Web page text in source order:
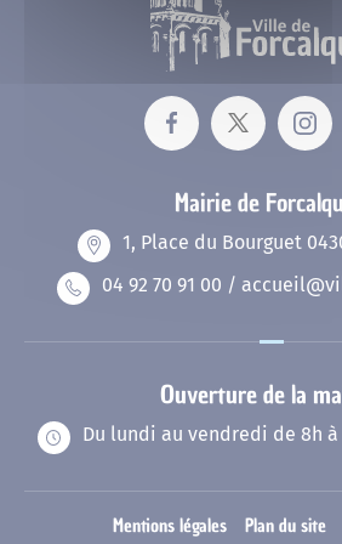
Les baraques militaires
La poudrière Lucrèce
Les fusillés du 8 juin 1944
19 août 1944 : la libération
La fête de la Libération
Nos publications
Plan interactif de Forcalquier
Exposition temporaire
Scolaires
Cinéma Le Bourguet
La médiathèque
Plan Local d’Urbanisme
Mon adresse
Animations
Vie associative et sport
Les installations sportives
Vie associative
Population - Etat Civil
Elections
Demande d’actes
Développement durable
Opération programmée
(OPAH)
Parking des Cordeliers
Mairie de
1, Place du Bourguet
04 92 70 91 00 /
Ouverture de la
Du lundi au vendredi de 8h à
Mentions légales Plan du site